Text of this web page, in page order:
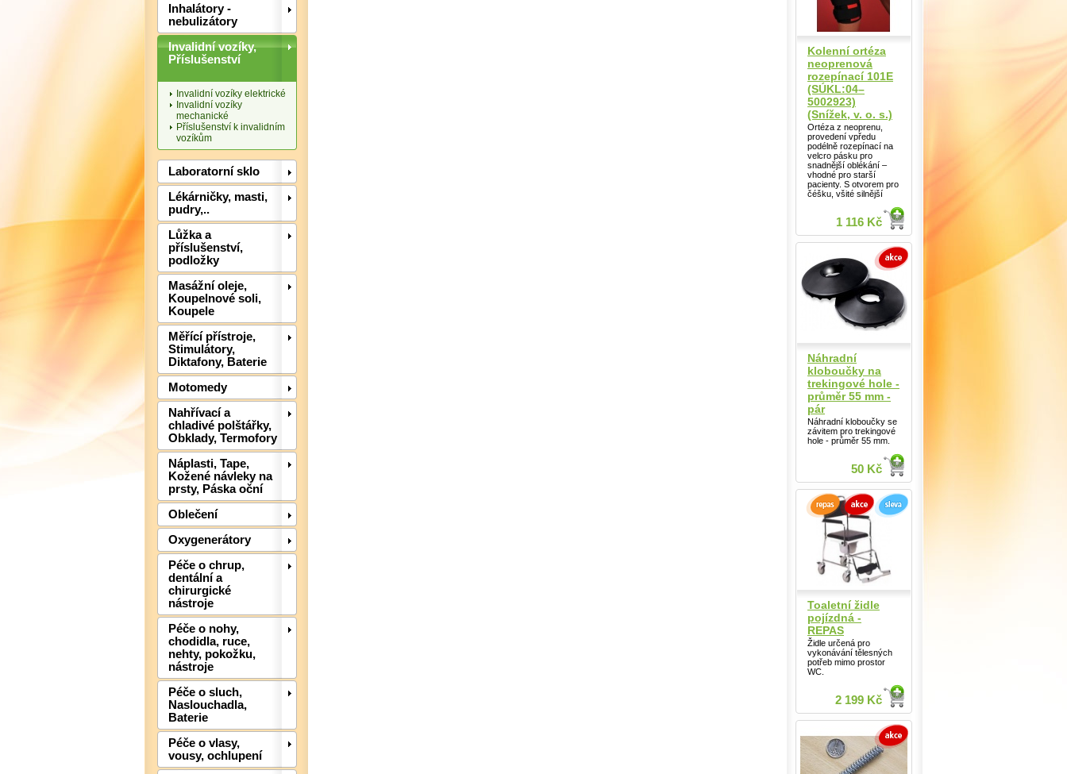
Inhalátory -
nebulizátory
Invalidní vozíky,
Příslušenství
Invalidní vozíky elektrické
Invalidní vozíky
mechanické
Příslušenství k invalidním
vozíkům
Laboratorní sklo
Lékárničky, masti,
pudry,..
Lůžka a
příslušenství,
podložky
Masážní oleje,
Koupelnové soli,
Koupele
Měřící přístroje,
Stimulátory,
Diktafony, Baterie
Motomedy
Nahřívací a
chladivé polštářky,
Obklady, Termofory
Náplasti, Tape,
Kožené návleky na
prsty, Páska oční
Oblečení
Oxygenerátory
Péče o chrup,
dentální a
chirurgické
nástroje
Péče o nohy,
chodidla, ruce,
nehty, pokožku,
nástroje
Péče o sluch,
Naslouchadla,
Baterie
Péče o vlasy,
vousy, ochlupení
Kolenní ortéza
neoprenová
rozepínací 101E
(SÚKL:04–
5002923)
(Snížek, v. o. s.)
Ortéza z neoprenu,
provedení vpředu
podélně rozepínací na
velcro pásku pro
snadnější oblékání –
vhodné pro starší
pacienty. S otvorem pro
čéšku, všité silnější
1 116 Kč
Náhradní
kloboučky na
trekingové hole -
průměr 55 mm -
pár
Náhradní kloboučky se
závitem pro trekingové
hole - průměr 55 mm.
50 Kč
Toaletní židle
pojízdná -
REPAS
Židle určená pro
vykonávání tělesných
potřeb mimo prostor
WC.
2 199 Kč